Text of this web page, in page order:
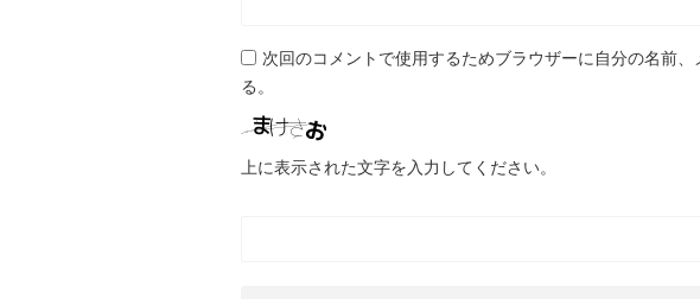
次回のコメントで使用するためブラウザーに自分の名前
る。
上に表示された文字を入力してください。